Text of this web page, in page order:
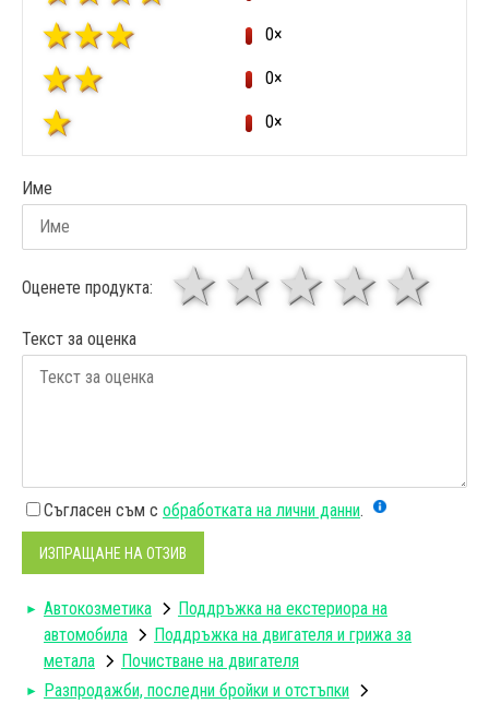
0×
0×
0×
Име
Оценете продукта: 4
3
звезди
1 звезда
Текст за оценка
Съгласен съм с обработката на лични данни.
ИЗПРАЩАНЕ НА ОТЗИВ
Автокозметика
Поддръжка на екстериора на
автомобила
Поддръжка на двигателя и грижа за
метала
Почистване на двигателя
Разпродажби, последни бройки и отстъпки